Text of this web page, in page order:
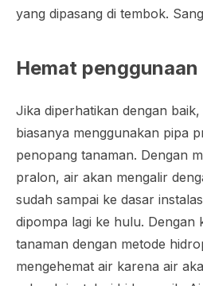
yang dipasang di tembok.
Hemat penggunaan
Jika diperhatikan dengan
biasanya menggunakan pipa
penopang tanaman. Dengan
pralon, air akan mengalir
sudah sampai ke dasar
dipompa lagi ke hulu. Dengan
tanaman dengan metode
mengehemat air karena air